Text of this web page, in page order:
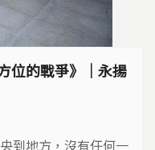
位的戰爭》｜永揚
到地方，沒有任何一